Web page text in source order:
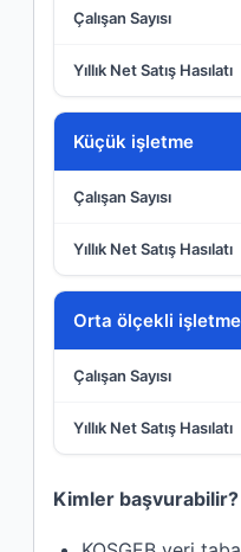
Çalışan Sayısı
Yıllık Net Satış
Küçük işletme
Orta ölçekli işletme
Kimler başvurabilir?